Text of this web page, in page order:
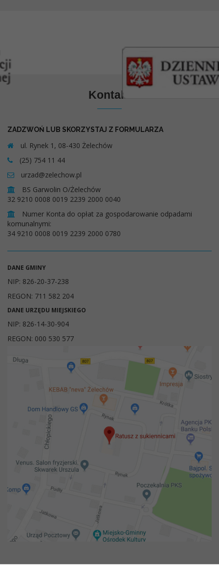
Kontakt
ZADZWOŃ LUB SKORZYSTAJ Z FORMULARZA
ul. Rynek 1, 08-430 Żelechów
(25) 754 11 44
urzad@zelechow.pl
BS Garwolin O/Żelechów
32 9210 0008 0019 2239 2000 0040
Numer Konta do opłat za gospodarowanie odpadami
komunalnymi:
34 9210 0008 0019 2239 2000 0780
DANE GMINY
NIP: 826-20-37-238
REGON: 711 582 204
DANE URZĘDU MIEJSKIEGO
NIP: 826-14-30-904
REGON: 000 530 577